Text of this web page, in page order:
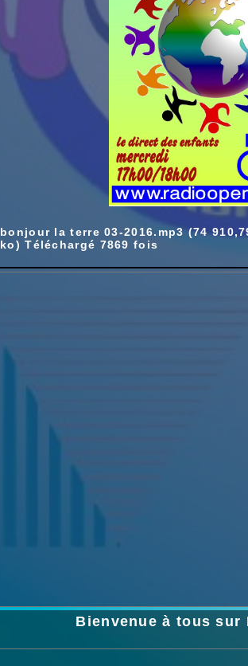
bonjour la terre 03-2016.mp3 (74
ko) Téléchargé 7869 fois
Bienvenue à tous sur